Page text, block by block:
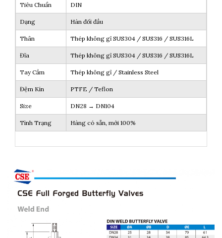
Tiêu Chuẩn DIN
Dạng Hàn đối đầu
Thân Thép không gỉ SUS304 / SUS316 / SUS316L
Đĩa Thép không gỉ SUS304 / SUS316 / SUS316L
Tay Cầm Thép không gỉ / Stainless Steel
Đệm Kín PTFE / Teflon
Size DN28 → DN104
Tình Trạng Hàng có sẵn, mới 100%